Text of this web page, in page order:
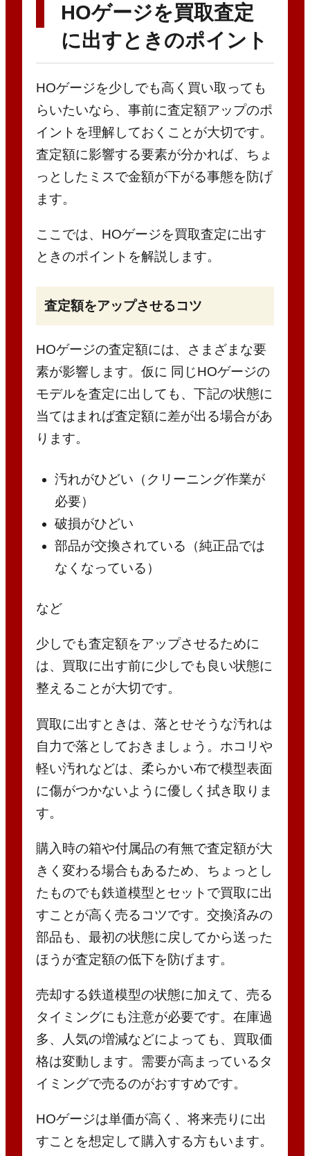
HOゲージを買取査定
に出すときのポイント
HOゲージを少しでも高く買い取っても
らいたいなら、事前に査定額アップのポ
イントを理解しておくことが大切です。
査定額に影響する要素が分かれば、ちょ
っとしたミスで金額が下がる事態を防げ
ます。
ここでは、HOゲージを買取査定に出す
ときのポイントを解説します。
査定額をアップさせるコツ
HOゲージの査定額には、さまざまな要
素が影響します。仮に 同じHOゲージの
モデルを査定に出しても、下記の状態に
当てはまれば査定額に差が出る場合があ
ります。
汚れがひどい（クリーニング作業が
必要）
破損がひどい
部品が交換されている（純正品では
なくなっている）
など
少しでも査定額をアップさせるために
は、買取に出す前に少しでも良い状態に
整えることが大切です。
買取に出すときは、落とせそうな汚れは
自力で落としておきましょう。ホコリや
軽い汚れなどは、柔らかい布で模型表面
に傷がつかないように優しく拭き取りま
す。
購入時の箱や付属品の有無で査定額が大
きく変わる場合もあるため、ちょっとし
たものでも鉄道模型とセットで買取に出
すことが高く売るコツです。交換済みの
部品も、最初の状態に戻してから送った
ほうが査定額の低下を防げます。
売却する鉄道模型の状態に加えて、売る
タイミングにも注意が必要です。在庫過
多、人気の増減などによっても、買取価
格は変動します。需要が高まっているタ
イミングで売るのがおすすめです。
HOゲージは単価が高く、将来売りに出
すことを想定して購入する方もいます。